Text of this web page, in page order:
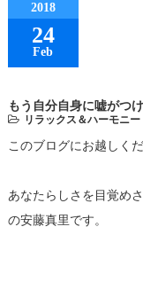
2018
24
Feb
もう自分自身に嘘がつ
リラックス＆ハーモニー
このブログにお越しく
あなたらしさを目覚め
の安藤真里です。